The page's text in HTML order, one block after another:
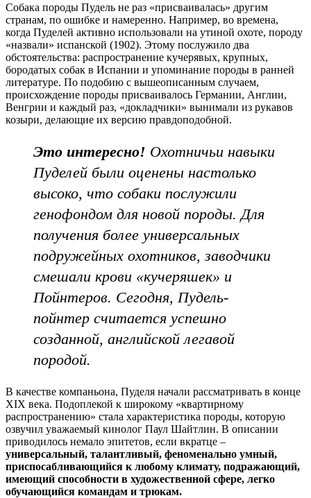
Собака породы Пудель не раз «присваивалась» другим
странам, по ошибке и намеренно. Например, во времена,
когда Пуделей активно использовали на утиной охоте, породу
«назвали» испанской (1902). Этому послужило два
обстоятельства: распространение кучерявых, крупных,
бородатых собак в Испании и упоминание породы в ранней
литературе. По подобию с вышеописанным случаем,
происхождение породы присваивалось Германии, Англии,
Венгрии и каждый раз, «докладчики» вынимали из рукавов
козыри, делающие их версию правдоподобной.
Это интересно! Охотничьи навыки
Пуделей были оценены настолько
высоко, что собаки послужили
генофондом для новой породы. Для
получения более универсальных
подружейных охотников, заводчики
смешали крови «кучеряшек» и
Пойнтеров. Сегодня, Пудель-
пойнтер считается успешно
созданной, английской легавой
породой.
В качестве компаньона, Пуделя начали рассматривать в конце
XIX века. Подоплекой к широкому «квартирному
распространению» стала характеристика породы, которую
озвучил уважаемый кинолог Паул Шайтлин. В описании
приводилось немало эпитетов, если вкратце –
универсальный, талантливый, феноменально умный,
приспосабливающийся к любому климату, подражающий,
имеющий способности в художественной сфере, легко
обучающийся командам и трюкам.